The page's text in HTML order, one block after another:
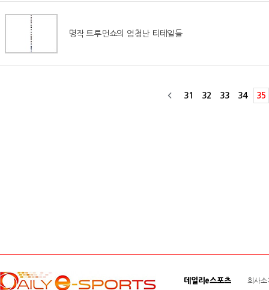
명작 트루먼쇼의 엄청난 티테일들
31 32 33 34 35
데일리e스포츠 회사소